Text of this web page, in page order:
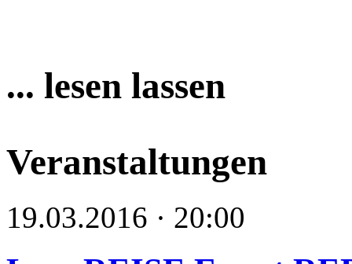
... lesen lassen
Veranstaltungen
19.03.2016 · 20:00